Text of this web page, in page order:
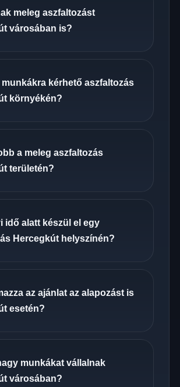
meleg aszfaltozást
városában is?
munkákra kérhető aszfaltozás
környékén?
a meleg aszfaltozás
területén?
idő alatt készül el egy
Hercegkút helyszínén?
az ajánlat az alapozást is
esetén?
munkákat vállalnak
városában?